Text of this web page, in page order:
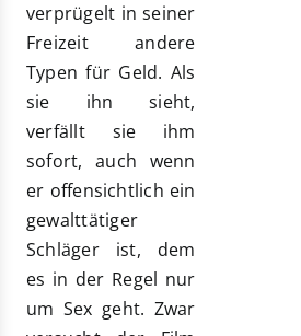
verprügelt in seiner
Freizeit andere
Typen für Geld. Als
sie ihn sieht,
verfällt sie ihm
sofort, auch wenn
er offensichtlich ein
gewalttätiger
Schläger ist, dem
es in der Regel nur
um Sex geht. Zwar